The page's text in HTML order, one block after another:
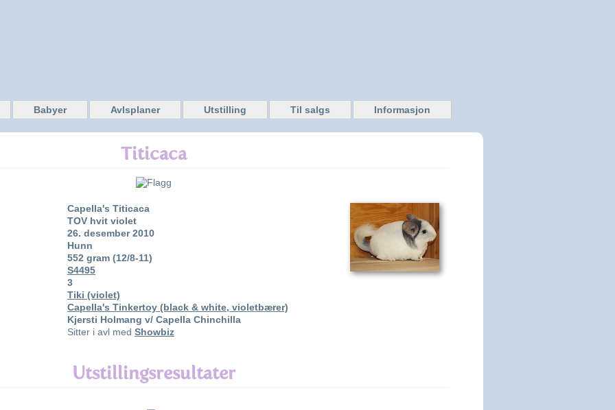
Babyer Avlsplaner Utstilling Til salgs Informasjon
Titicaca
Capella's Titicaca
TOV hvit violet
26. desember 2010
Hunn
552 gram (12/8-11)
S4495
3
Tiki (violet)
Capella's Tinkertoy (black & white, violetbærer)
Kjersti Holmang v/ Capella Chinchilla
Sitter i avl med Showbiz
Utstillingsresultater